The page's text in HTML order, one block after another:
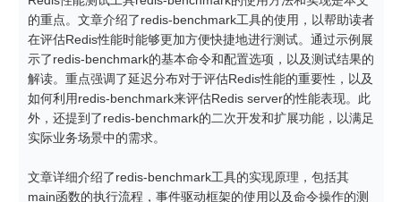
的重点。文章介绍了redis-benchmark工具的使用，以帮助读者
在评估Redis性能时能够更加方便快捷地进行测试。通过示例展
示了redis-benchmark的基本命令和配置选项，以及测试结果的
解读。重点强调了延迟分布对于评估Redis性能的重要性，以及
如何利用redis-benchmark来评估Redis server的性能表现。此
外，还提到了redis-benchmark的二次开发和扩展功能，以满足
实际业务场景中的需求。
文章详细介绍了redis-benchmark工具的实现原理，包括其
main函数的执行流程，事件驱动框架的使用以及命令操作的测